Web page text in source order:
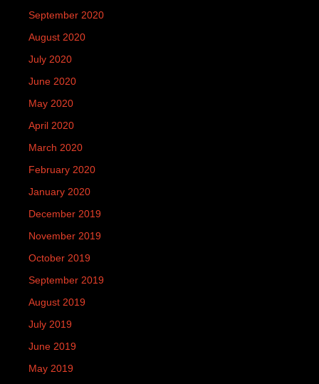
September 2020
August 2020
July 2020
June 2020
May 2020
April 2020
March 2020
February 2020
January 2020
December 2019
November 2019
October 2019
September 2019
August 2019
July 2019
June 2019
May 2019